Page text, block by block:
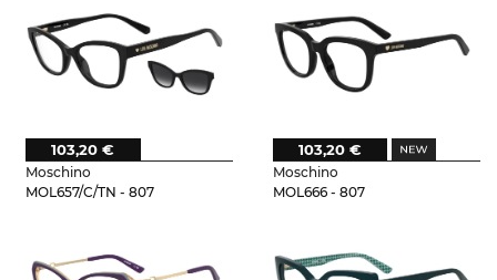
Moschino
MOL657/C/TN - 807
103,20 €
Moschino
MOL666 - 807
103,20 €